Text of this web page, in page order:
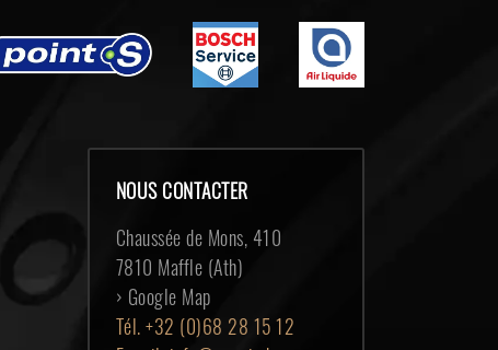
NOUS CONTACTER
Chaussée de Mons, 410
7810 Maffle (Ath)
› Google Map
Tél.+32 (0)68 28 15 12